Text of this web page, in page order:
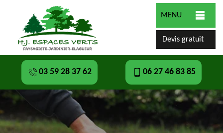
MENU
Devis gratuit
03 59 28 37 62 06 27 46 83 85